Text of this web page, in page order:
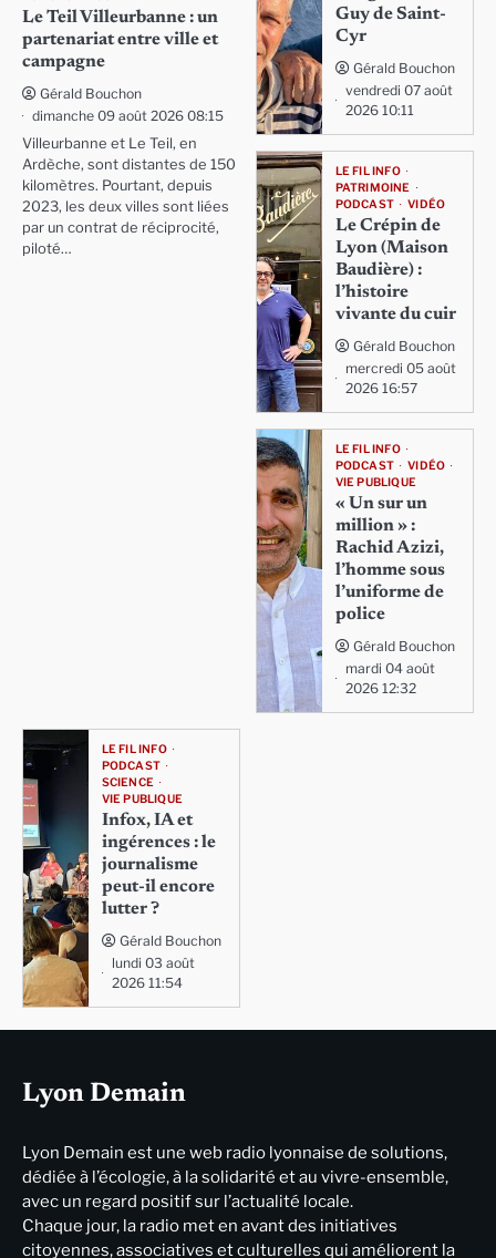
Le Teil Villeurbanne : un
partenariat entre ville et
campagne
Gérald Bouchon
dimanche 09 août 2026 08:15
Villeurbanne et Le Teil, en
Ardèche, sont distantes de 150
kilomètres. Pourtant, depuis
2023, les deux villes sont liées
par un contrat de réciprocité,
piloté…
Guy de Saint-
Cyr
Gérald Bouchon
vendredi 07 août
2026 10:11
LE FIL INFO
PATRIMOINE
PODCAST
VIDÉO
Le Crépin de
Lyon (Maison
Baudière) :
l’histoire
vivante du cuir
Gérald Bouchon
mercredi 05 août
2026 16:57
LE FIL INFO
PODCAST
VIDÉO
VIE PUBLIQUE
« Un sur un
million » :
Rachid Azizi,
l’homme sous
l’uniforme de
police
Gérald Bouchon
mardi 04 août
2026 12:32
LE FIL INFO
PODCAST
SCIENCE
VIE PUBLIQUE
Infox, IA et
ingérences : le
journalisme
peut-il encore
lutter ?
Gérald Bouchon
lundi 03 août
2026 11:54
Lyon Demain
Lyon Demain est une web radio lyonnaise de solutions,
dédiée à l’écologie, à la solidarité et au vivre-ensemble,
avec un regard positif sur l’actualité locale.
Chaque jour, la radio met en avant des initiatives
citoyennes, associatives et culturelles qui améliorent la